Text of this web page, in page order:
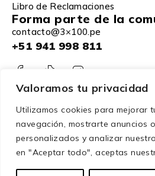
Valoramos tu privacidad
Utilizamos cookies para mejorar
navegación, mostrarte anuncios
personalizados y analizar
en "Aceptar todo", aceptas
Libro de Reclamaciones
Forma parte de la
contacto@3×100.pe
+51 941 998 811